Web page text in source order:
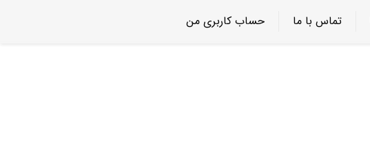
تماس با ما حساب کاربری من